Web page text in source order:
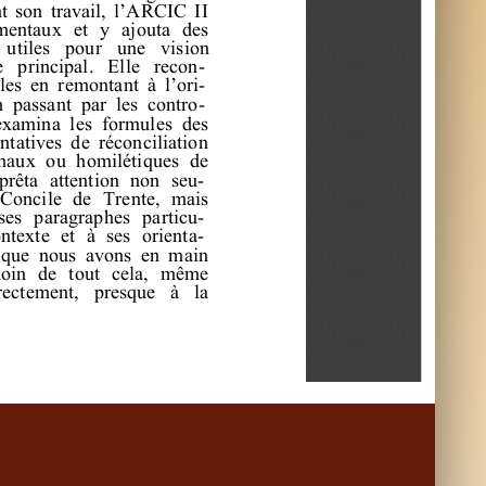
son travail l’ARCIC II
entaux et y ajouta des
utiles pour une vision
principal. Elle recon
les en remontant à l’ori
passant par les contro
xamina les formules des
ntatives de réconciliation
ux ou homilétiques de
prêta attention non seu
Concile de Trente, mais
ses paragraphes particu
exte et à ses orienta
que nous avons en main
oin de tout cela même
ectement, presque à la
r son titre. Celui-ci ne